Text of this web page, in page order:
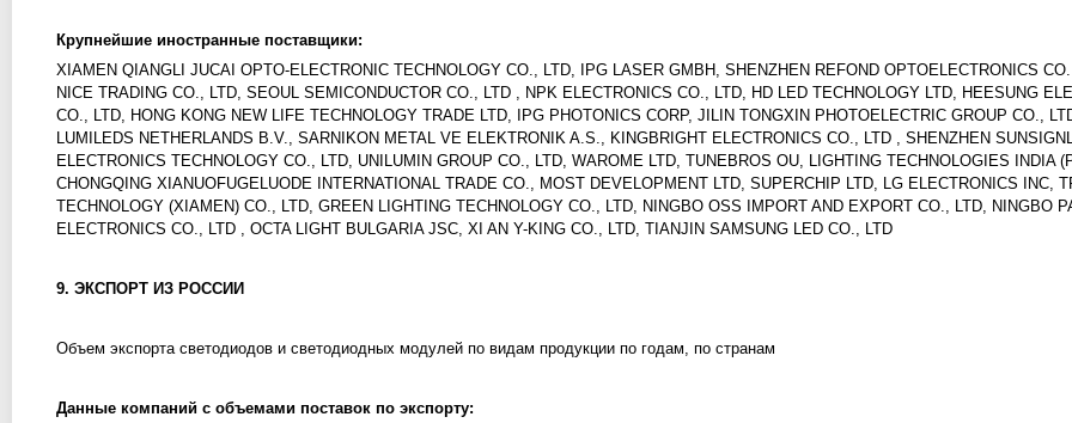
Крупнейшие иностранные поставщики:
XIAMEN QIANGLI JUCAI OPTO-ELECTRONIC TECHNOLOGY CO., LTD, IPG LASER GMBH, SHENZHEN REFOND OPTOELECTRONICS
NICE TRADING CO., LTD, SEOUL SEMICONDUCTOR CO., LTD , NPK ELECTRONICS CO., LTD, HD LED TECHNOLOGY LTD, HEESUNG
CO., LTD, HONG KONG NEW LIFE TECHNOLOGY TRADE LTD, IPG PHOTONICS CORP, JILIN TONGXIN PHOTOELECTRIC GROUP CO.,
LUMILEDS NETHERLANDS B.V., SARNIKON METAL VE ELEKTRONIK A.S., KINGBRIGHT ELECTRONICS CO., LTD , SHENZHEN
ELECTRONICS TECHNOLOGY CO., LTD, UNILUMIN GROUP CO., LTD, WAROME LTD, TUNEBROS OU, LIGHTING TECHNOLOGIES INDIA
CHONGQING XIANUOFUGELUODE INTERNATIONAL TRADE CO., MOST DEVELOPMENT LTD, SUPERCHIP LTD, LG ELECTRONICS INC,
TECHNOLOGY (XIAMEN) CO., LTD, GREEN LIGHTING TECHNOLOGY CO., LTD, NINGBO OSS IMPORT AND EXPORT CO., LTD, NINGBO
ELEСTRONICS CO., LTD , OCTA LIGHT BULGARIA JSC, XI AN Y-KING CO., LTD, TIANJIN SAMSUNG LED CO., LTD
9. ЭКСПОРТ ИЗ РОССИИ
Объем экспорта светодиодов и светодиодных модулей по видам продукции по годам, по странам
Данные компаний с объемами поставок по экспорту: